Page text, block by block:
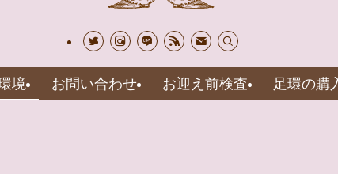
境 お問い合わせ お迎え前検査 足環の購